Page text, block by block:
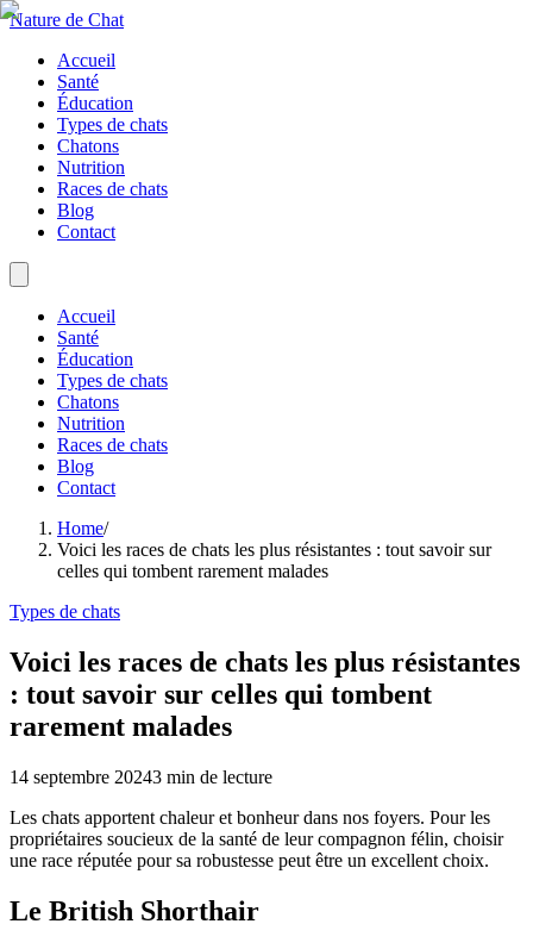
Nature de Chat
Accueil
Santé
Éducation
Types de chats
Chatons
Nutrition
Races de chats
Blog
Contact
Accueil
Santé
Éducation
Types de chats
Chatons
Nutrition
Races de chats
Blog
Contact
Home/
Voici les races de chats les plus résistantes : tout savoir sur
celles qui tombent rarement malades
Types de chats
Voici les races de chats les plus résistantes
: tout savoir sur celles qui tombent
rarement malades
14 septembre 20243 min de lecture
Les chats apportent chaleur et bonheur dans nos foyers. Pour les
propriétaires soucieux de la santé de leur compagnon félin, choisir
une race réputée pour sa robustesse peut être un excellent choix.
Le British Shorthair